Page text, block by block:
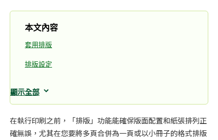
本文內容
套用排版
排版設定
顯示全部
在執行印刷之前，「排版」功能能確保版面配置和紙張排列正
確無誤，尤其在您要將多頁合併為一頁或以小冊子的格式排版